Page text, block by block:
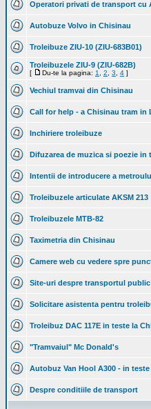
Operatori privati de transport cu
Autobuze Volvo in Chisinau
Troleibuze ZIU-10 (ZIU-683B01)
Troleibuzele ZIU-9 (ZIU-682B)
[ Du-te la pagina: 1 2 3 4 ]
Vechiul tramvai din Chisinau
Call for help - a Chisinau tram in
Inchiriere troleibuze
Difuzarea de muzica si poezie in
Intentii de introducere a
Troleibuzele articulate AKSM 213
Troleibuzele MTB-82
Taximetria din Chisinau
Camere web cu vedere spre
Site-uri despre transportul
Solicitare asistenta pentru
Troleibuz DAC 117E in teste la
"Tramvaiul" Mc Donald's
Autobuz Van Hool A300 - in
Despre conditiile de transport